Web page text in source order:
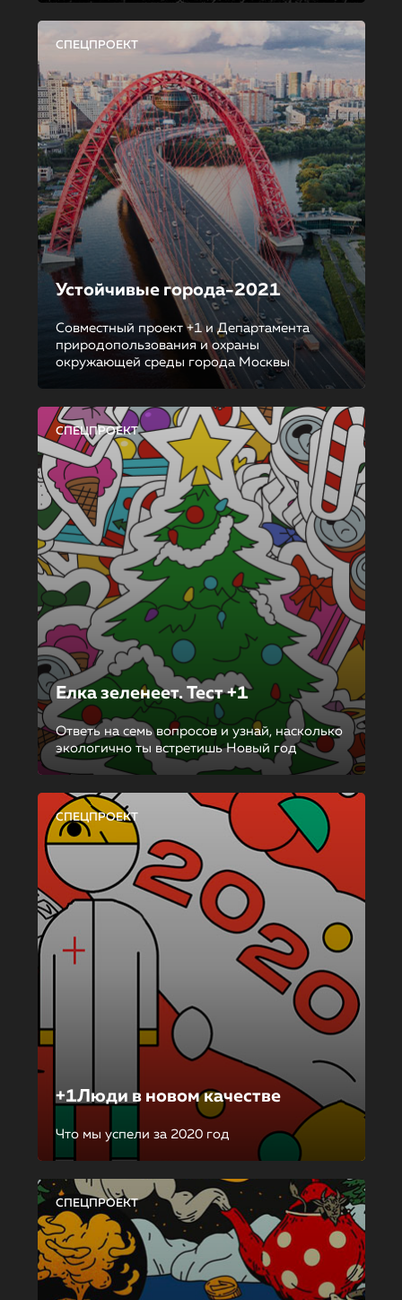
СПЕЦПРОЕКТ
Устойчивые города-2021
Совместный проект +1 и Департамента
природопользования и охраны
окружающей среды города Москвы
СПЕЦПРОЕКТ
Елка зеленеет. Тест +1
Ответь на семь вопросов и узнай, насколько
экологично ты встретишь Новый год
СПЕЦПРОЕКТ
+1Люди в новом качестве
Что мы успели за 2020 год
СПЕЦПРОЕКТ